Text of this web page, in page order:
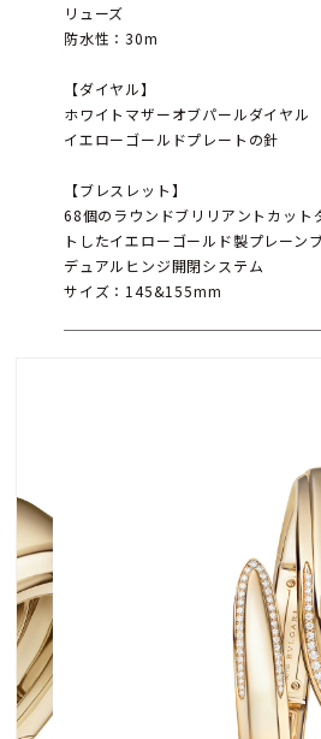
リューズ
防水性：30m
【ダイヤル】
ホワイトマザーオブパールダイヤル
イエローゴールドプレートの針
【ブレスレット】
68個のラウンドブリリアントカッ
トしたイエローゴールド製プレーン
デュアルヒンジ開閉システム
サイズ：145&155mm